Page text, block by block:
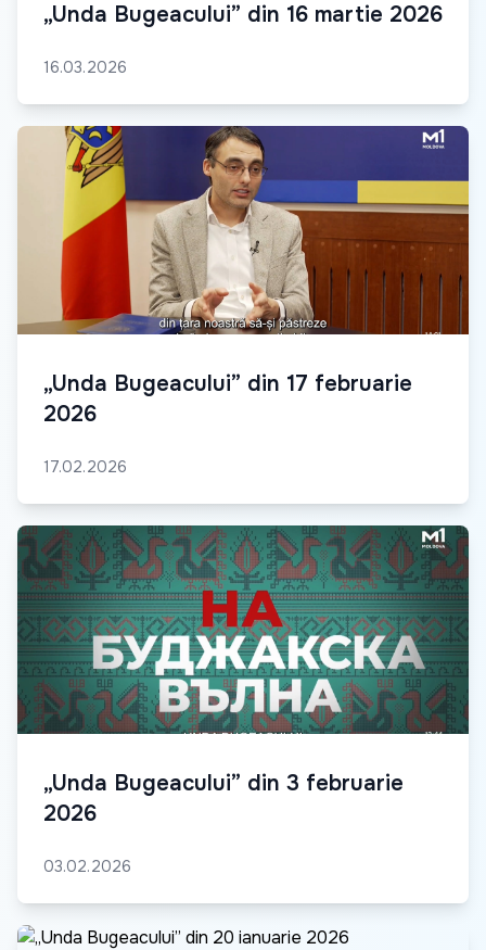
„Unda Bugeacului” din 16 martie 2026
16.03.2026
„Unda Bugeacului” din 17 februarie
2026
17.02.2026
„Unda Bugeacului” din 3 februarie
2026
03.02.2026